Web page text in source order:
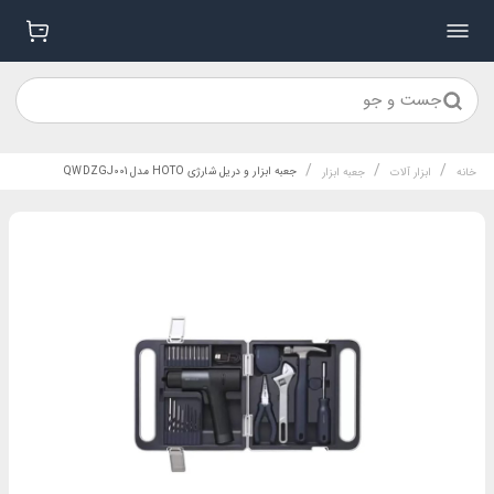
جست و جو
خانه / ابزار آلات / جعبه ابزار / جعبه ابزار و دریل شارژی HOTO مدل QWDZGJ001